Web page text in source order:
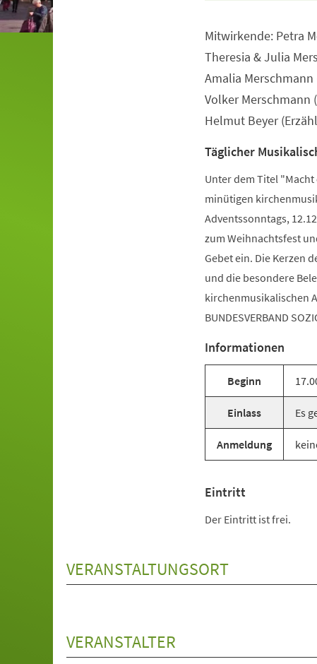
Mitwirkende: Petra
Theresia & Julia
Amalia
Volker Merschmann
Helmut Beyer
Täglicher
Unter dem Titel
minütigen
Adventssonntags,
zum Weihnachtsfest
Gebet ein. Die Kerzen
und die besondere
kirchenmusikalischen
BUNDESVERBAND
Informationen
Beginn
Einlass Es
Anmeldung
Eintritt
Der Eintritt ist frei.
VERANSTALTUNGSORT
VERANSTALTER